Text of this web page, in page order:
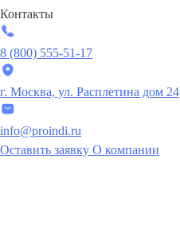
Контакты
8 (800) 555-51-17
г. Москва, ул. Расплетина дом 24
info@proindi.ru
Оставить заявку О компании